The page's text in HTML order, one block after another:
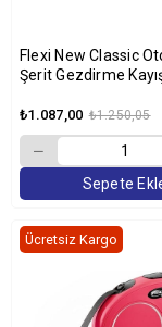
Flexi New Classic
Şerit Gezdirme
₺1.087,00 ₺1.250,05
Sepete
Ücretsiz Kargo